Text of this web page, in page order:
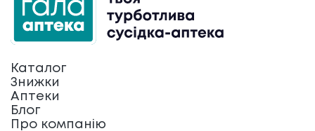
Каталог
Знижки
Аптеки
Блог
Про компанію